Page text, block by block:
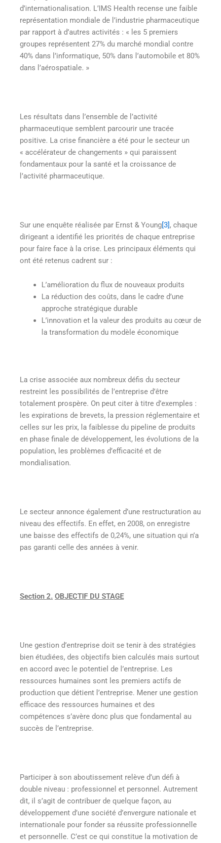
d’internationalisation. L’IMS Health recense une faible
représentation mondiale de l’industrie pharmaceutique
par rapport à d’autres activités : « les 5 premiers
groupes représentent 27% du marché mondial contre
40% dans l’informatique, 50% dans l’automobile et 80%
dans l’aérospatiale. »
Les résultats dans l’ensemble de l’activité
pharmaceutique semblent parcourir une tracée
positive. La crise financière a été pour le secteur un
« accélérateur de changements » qui paraissent
fondamentaux pour la santé et la croissance de
l’activité pharmaceutique.
Sur une enquête réalisée par Ernst & Young[3], chaque
dirigeant a identifié les priorités de chaque entreprise
pour faire face à la crise. Les principaux éléments qui
ont été retenus cadrent sur :
L’amélioration du flux de nouveaux produits
La réduction des coûts, dans le cadre d’une
approche stratégique durable
L’innovation et la valeur des produits au cœur de
la transformation du modèle économique
La crise associée aux nombreux défis du secteur
restreint les possibilités de l’entreprise d’être
totalement prospère. On peut citer à titre d’exemples :
les expirations de brevets, la pression réglementaire et
celles sur les prix, la faiblesse du pipeline de produits
en phase finale de développement, les évolutions de la
population, les problèmes d’efficacité et de
mondialisation.
Le secteur annonce également d’une restructuration au
niveau des effectifs. En effet, en 2008, on enregistre
une baisse des effectifs de 0,24%, une situation qui n’a
pas garanti celle des années à venir.
Section 2. OBJECTIF DU STAGE
Une gestion d’entreprise doit se tenir à des stratégies
bien étudiées, des objectifs bien calculés mais surtout
en accord avec le potentiel de l’entreprise. Les
ressources humaines sont les premiers actifs de
production que détient l’entreprise. Mener une gestion
efficace des ressources humaines et des
compétences s’avère donc plus que fondamental au
succès de l’entreprise.
Participer à son aboutissement relève d’un défi à
double niveau : professionnel et personnel. Autrement
dit, il s’agit de contribuer de quelque façon, au
développement d’une société d’envergure nationale et
internationale pour fonder sa réussite professionnelle
et personnelle. C’est ce qui constitue la motivation de